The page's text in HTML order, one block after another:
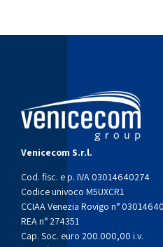
Venicecom S.r.l.
Cod. fisc. e p. IVA 03014640274
Codice univoco M5UXCR1
CCIAA Venezia Rovigo n°
REA n° 274351
Cap. Soc. euro 200.000,00 i.v.